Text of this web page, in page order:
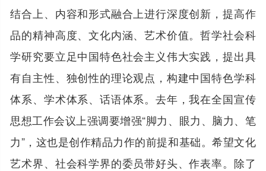
结合上、内容和形式融合上进行深度创新，提高作
品的精神高度、文化内涵、艺术价值。哲学社会科
学研究要立足中国特色社会主义伟大实践，提出具
有自主性、独创性的理论观点，构建中国特色学科
体系、学术体系、话语体系。去年，我在全国宣传
思想工作会议上强调要增强“脚力、眼力、脑力、笔
力”，这也是创作精品力作的前提和基础。希望文化
艺术界、社会科学界的委员带好头、作表率。除了